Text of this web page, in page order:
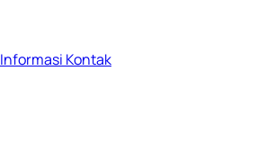
Informasi Kontak